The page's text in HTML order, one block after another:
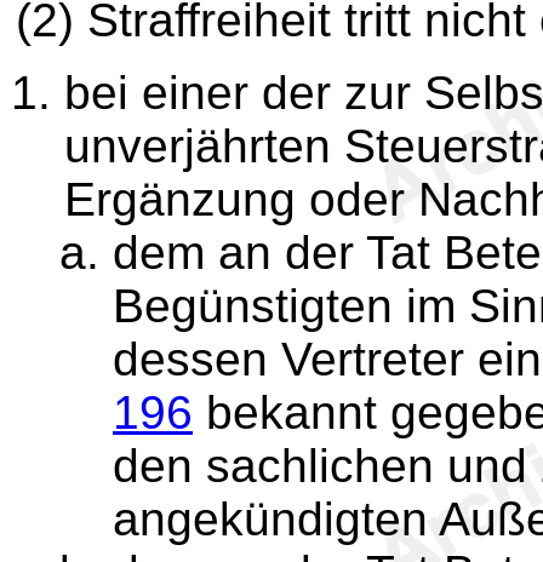
(2) Straffreiheit tritt nicht
bei einer der zur
unverjährten
Ergänzung oder
dem an der Tat
Begünstigten im
dessen Vertreter
196 bekannt
den sachlichen
angekündigten